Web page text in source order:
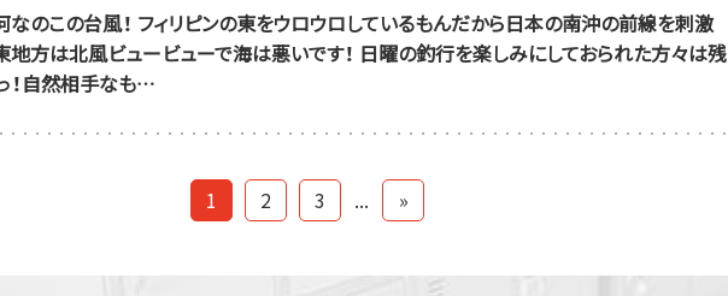
のこの台風！ フィリピンの東をウロウロしているもんだから日本の南沖の前線を刺激
地方は北風ビュービューで海は悪いです！ 日曜の釣行を楽しみにしておられた方々は残
！自然相手なも…
1 2 3 ... »